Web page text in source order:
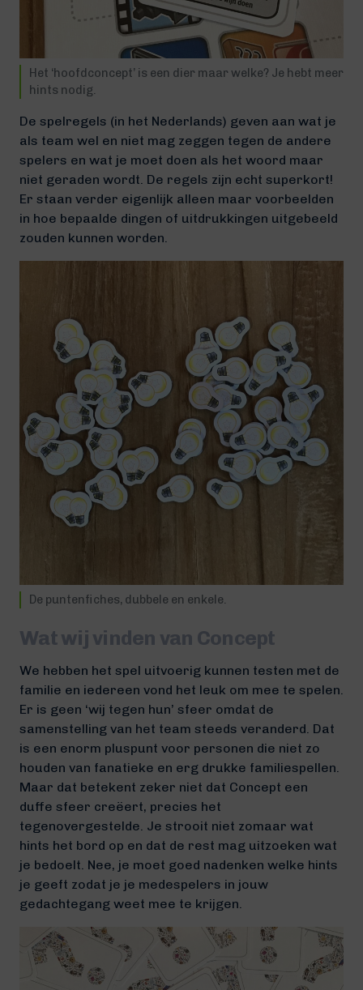
Het ‘hoofdconcept’ is een dier maar welke? Je hebt meer
hints nodig.
De spelregels (in het Nederlands) geven aan wat je
als team wel en niet mag zeggen tegen de andere
spelers en wat je moet doen als het woord maar
niet geraden wordt. De regels zijn echt superkort!
Er staan verder eigenlijk alleen maar voorbeelden
in hoe bepaalde dingen of uitdrukkingen uitgebeeld
zouden kunnen worden.
De puntenfiches, dubbele en enkele.
Wat wij vinden van Concept
We hebben het spel uitvoerig kunnen testen met de
familie en iedereen vond het leuk om mee te spelen.
Er is geen ‘wij tegen hun’ sfeer omdat de
samenstelling van het team steeds veranderd. Dat
is een enorm pluspunt voor personen die niet zo
houden van fanatieke en erg drukke familiespellen.
Maar dat betekent zeker niet dat Concept een
duffe sfeer creëert, precies het
tegenovergestelde. Je strooit niet zomaar wat
hints het bord op en dat de rest mag uitzoeken wat
je bedoelt. Nee, je moet goed nadenken welke hints
je geeft zodat je je medespelers in jouw
gedachtegang weet mee te krijgen.